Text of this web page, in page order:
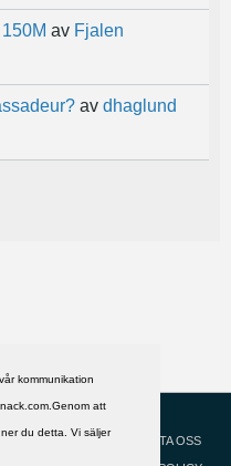
kommunikation
att
du detta. Vi säljer
av Fjalen
av dhaglund
HJÄLP
KONTAKTA OSS